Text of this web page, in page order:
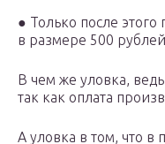
● Только после
в размере 500
В чем же уловка,
так как оплата
А уловка в том, что в